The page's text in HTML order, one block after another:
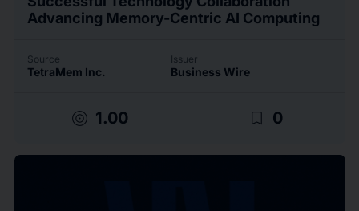
Advancing Memory-Centric AI Computing
Source
TetraMem Inc.
Issuer
Business Wire
target 1.00 bookmark_border 0